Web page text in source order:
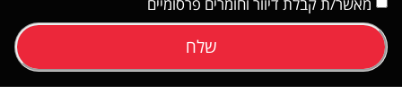
מאשר/ת קבלת דיוור וחומרים פרסומיים
שלח